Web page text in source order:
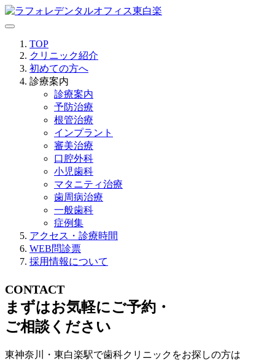
TOP
クリニック紹介
初めての方へ
診療案内
診療案内
予防治療
根管治療
インプラント
審美治療
口腔外科
小児歯科
マタニティ治療
歯周病治療
一般歯科
症例集
アクセス・診療時間
WEB問診票
採用情報について
CONTACT
まずはお気軽にご予約・
ご相談ください
東神奈川・東白楽駅で歯科クリニックをお探しの方は